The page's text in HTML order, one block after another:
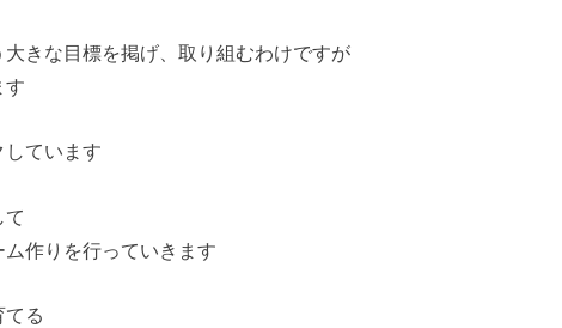
きな目標を掲げ、取り組むわけですが
す
しています
て
作りを行っていきます
てる